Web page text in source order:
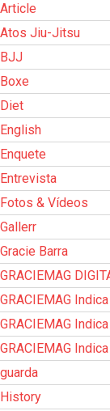
Article
Atos Jiu-Jitsu
BJJ
Boxe
Diet
English
Enquete
Entrevista
Fotos & Vídeos
Gallerr
Gracie Barra
GRACIEMAG
GRACIEMAG Indica
GRACIEMAG Indica
GRACIEMAG Indica
guarda
History